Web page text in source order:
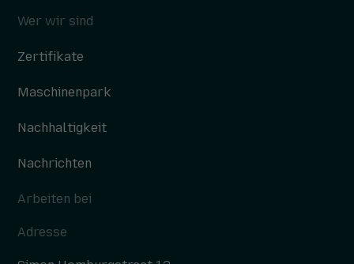
Wer wir sind
Zertifikate
Maschinenpark
Nachhaltigkeit
Nachrichten
Arbeiten bei
Adresse